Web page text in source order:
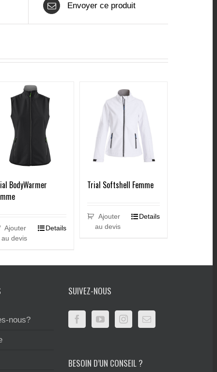
Envoyer ce produit
BodyWarmer
Ajouter
au devis
Details
Trial Softshell Femme
Ajouter
au devis
Details
nous?
SUIVEZ-NOUS
BESOIN D’UN CONSEIL ?